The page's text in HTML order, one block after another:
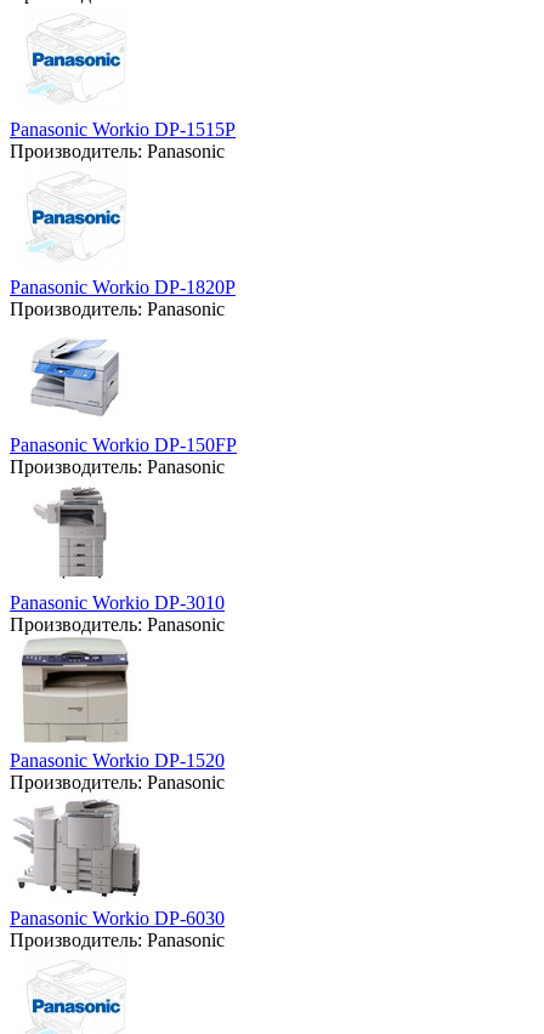
Panasonic Workio DP-1515P
Производитель: Panasonic
Panasonic Workio DP-1820P
Производитель: Panasonic
Panasonic Workio DP-150FP
Производитель: Panasonic
Panasonic Workio DP-3010
Производитель: Panasonic
Panasonic Workio DP-1520
Производитель: Panasonic
Panasonic Workio DP-6030
Производитель: Panasonic